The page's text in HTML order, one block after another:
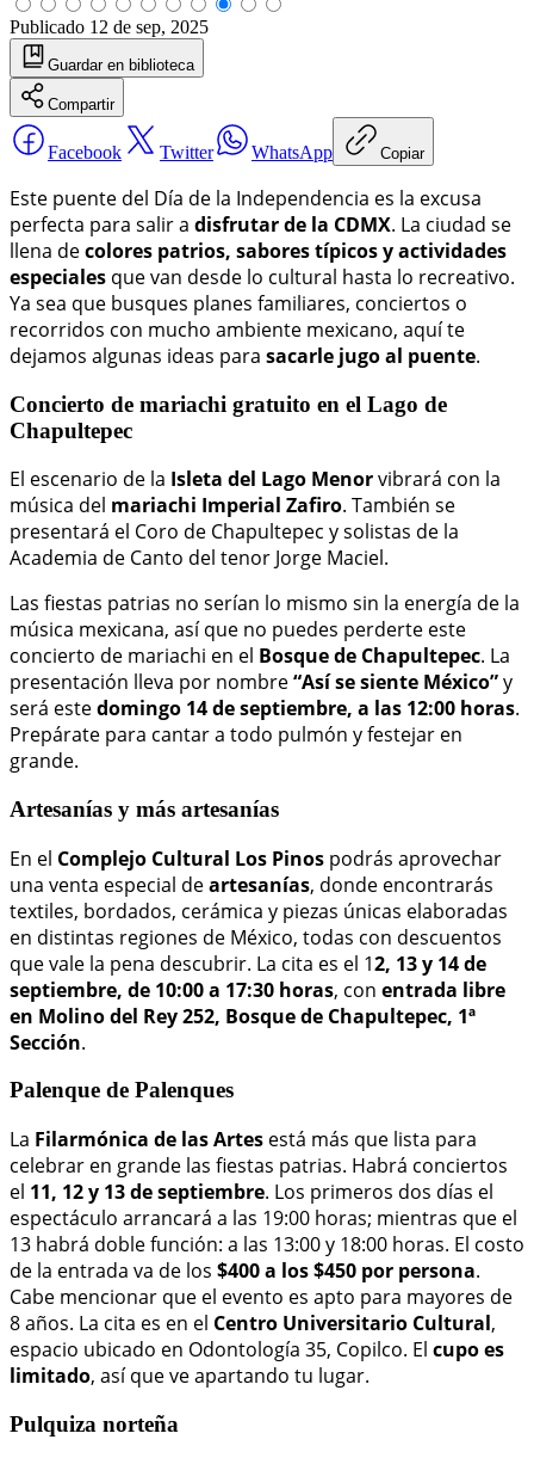
Publicado 12 de sep, 2025
Guardar en biblioteca
Compartir
Facebook Twitter WhatsApp Copiar
Este puente del Día de la Independencia es la excusa
perfecta para salir a disfrutar de la CDMX. La ciudad se
llena decolores patrios, sabores típicos y actividades
especiales que van desde lo cultural hasta lo recreativo.
Ya sea que busques planes familiares, conciertos o
recorridos con mucho ambiente mexicano, aquí te
dejamos algunas ideas para sacarle jugo al puente.
Concierto de mariachi gratuito en el Lago de
Chapultepec
El escenario de la Isleta del Lago Menorvibrará con la
música del mariachi Imperial Zafiro. También se
presentará el Coro de Chapultepec y solistas de la
Academia de Canto del tenor Jorge Maciel.
Las fiestas patrias no serían lo mismo sin la energía de la
música mexicana, así que no puedes perderte este
concierto de mariachi en el Bosque de Chapultepec. La
presentación lleva por nombre“Así se siente México”y
será estedomingo 14 de septiembre, a las 12:00 horas.
Prepárate para cantar a todo pulmón y festejar en
grande.
Artesanías y más artesanías
En el Complejo Cultural Los Pinos podrás aprovechar
una venta especial deartesanías, donde encontrarás
textiles, bordados, cerámica y piezas únicas elaboradas
en distintas regiones de México, todas con descuentos
que vale la pena descubrir. La cita es el 12, 13 y 14 de
septiembre, de 10:00 a 17:30 horas, con entrada libre
en Molino del Rey 252, Bosque de Chapultepec, 1ª
Sección.
Palenque de Palenques
La Filarmónica de las Artes está más que lista para
celebrar en grande las fiestas patrias. Habrá conciertos
el 11, 12 y 13 de septiembre. Los primeros dos días el
espectáculo arrancará a las 19:00 horas; mientras que el
13 habrá doble función: a las 13:00 y 18:00 horas. El costo
de la entrada va de los $400 a los $450 por persona.
Cabe mencionar que el evento es apto para mayores de
8 años. La cita es en el Centro Universitario Cultural,
espacio ubicado en Odontología 35, Copilco. El cupo es
limitado, así que ve apartando tu lugar.
Pulquiza norteña